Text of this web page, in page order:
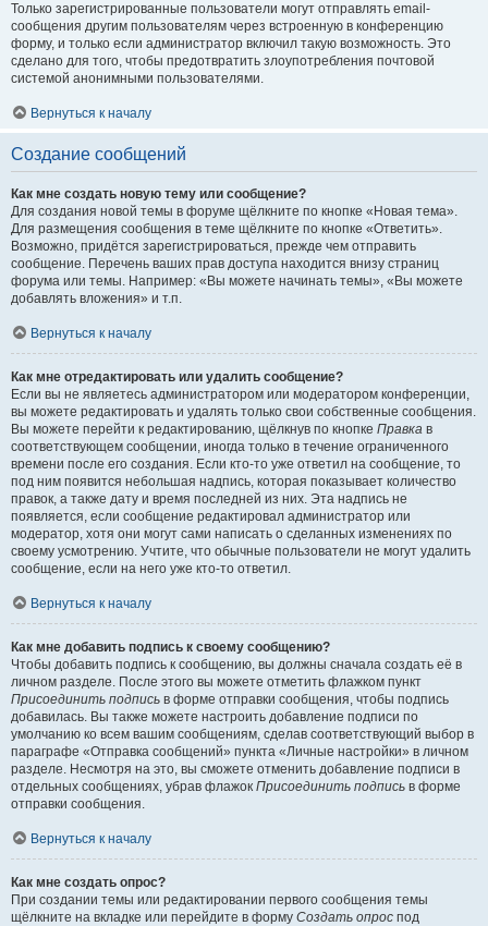
Только зарегистрированные пользователи могут отправлять email-
сообщения другим пользователям через встроенную в конференцию
форму, и только если администратор включил такую возможность. Это
сделано для того, чтобы предотвратить злоупотребления почтовой
системой анонимными пользователями.
Вернуться к началу
Создание сообщений
Как мне создать новую тему или сообщение?
Для создания новой темы в форуме щёлкните по кнопке «Новая тема».
Для размещения сообщения в теме щёлкните по кнопке «Ответить».
Возможно, придётся зарегистрироваться, прежде чем отправить
сообщение. Перечень ваших прав доступа находится внизу страниц
форума или темы. Например: «Вы можете начинать темы», «Вы можете
добавлять вложения» и т.п.
Вернуться к началу
Как мне отредактировать или удалить сообщение?
Если вы не являетесь администратором или модератором конференции,
вы можете редактировать и удалять только свои собственные сообщения.
Вы можете перейти к редактированию, щёлкнув по кнопке Правка в
соответствующем сообщении, иногда только в течение ограниченного
времени после его создания. Если кто-то уже ответил на сообщение, то
под ним появится небольшая надпись, которая показывает количество
правок, а также дату и время последней из них. Эта надпись не
появляется, если сообщение редактировал администратор или
модератор, хотя они могут сами написать о сделанных изменениях по
своему усмотрению. Учтите, что обычные пользователи не могут удалить
сообщение, если на него уже кто-то ответил.
Вернуться к началу
Как мне добавить подпись к своему сообщению?
Чтобы добавить подпись к сообщению, вы должны сначала создать её в
личном разделе. После этого вы можете отметить флажком пункт
Присоединить подпись в форме отправки сообщения, чтобы подпись
добавилась. Вы также можете настроить добавление подписи по
умолчанию ко всем вашим сообщениям, сделав соответствующий выбор в
параграфе «Отправка сообщений» пункта «Личные настройки» в личном
разделе. Несмотря на это, вы сможете отменить добавление подписи в
отдельных сообщениях, убрав флажок Присоединить подпись в форме
отправки сообщения.
Вернуться к началу
Как мне создать опрос?
При создании темы или редактировании первого сообщения темы
щёлкните на вкладке или перейдите в форму Создать опрос под